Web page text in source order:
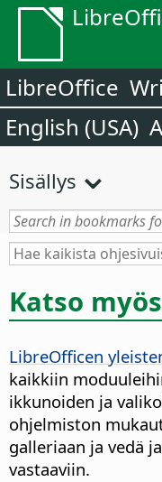
LibreOffice
English (USA)
Sisällys
Katso
LibreOfficen
kaikkiin
ikkunoiden ja
ohjelmiston
galleriaan ja vedä
vastaaviin.